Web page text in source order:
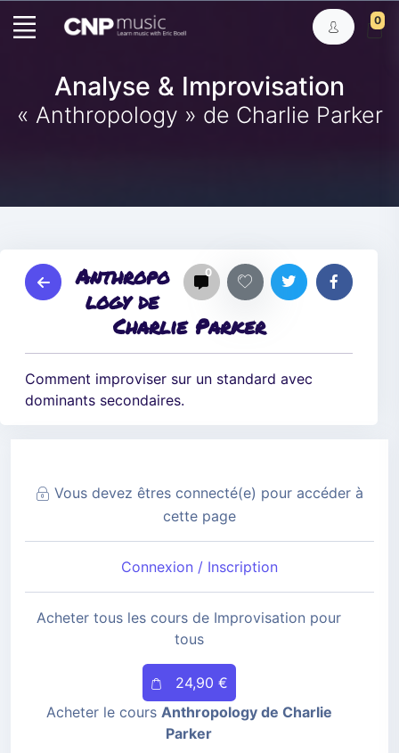
0
Analyse & Improvisation
« Anthropology » de Charlie Parker
0
Anthropo
logy de
Charlie Parker
Comment improviser sur un standard avec
dominants secondaires.
Vous devez êtres connecté(e) pour accéder à
cette page
Connexion / Inscription
Acheter tous les cours de Improvisation pour
tous
24,90 €
Acheter le cours Anthropology de Charlie
Parker